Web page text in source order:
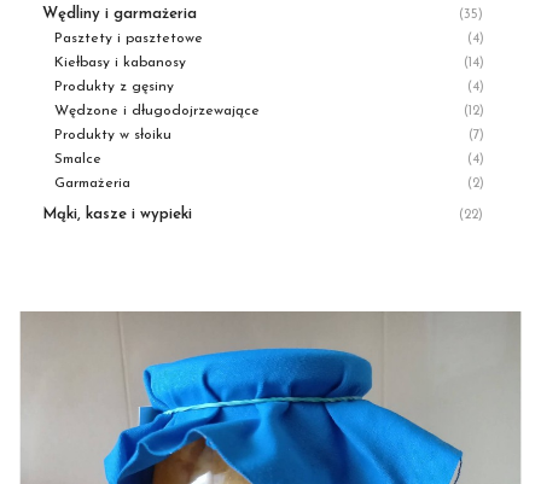
Wędliny i garmażeria (35)
Pasztety i pasztetowe (4)
Kiełbasy i kabanosy (14)
Produkty z gęsiny (4)
Wędzone i długodojrzewające (12)
Produkty w słoiku (7)
Smalce (4)
Garmażeria (2)
Mąki, kasze i wypieki (22)